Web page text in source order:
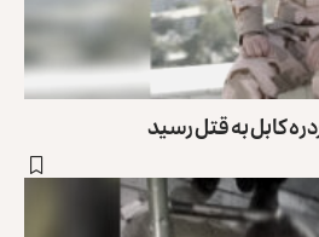
کابل به قتل رسید